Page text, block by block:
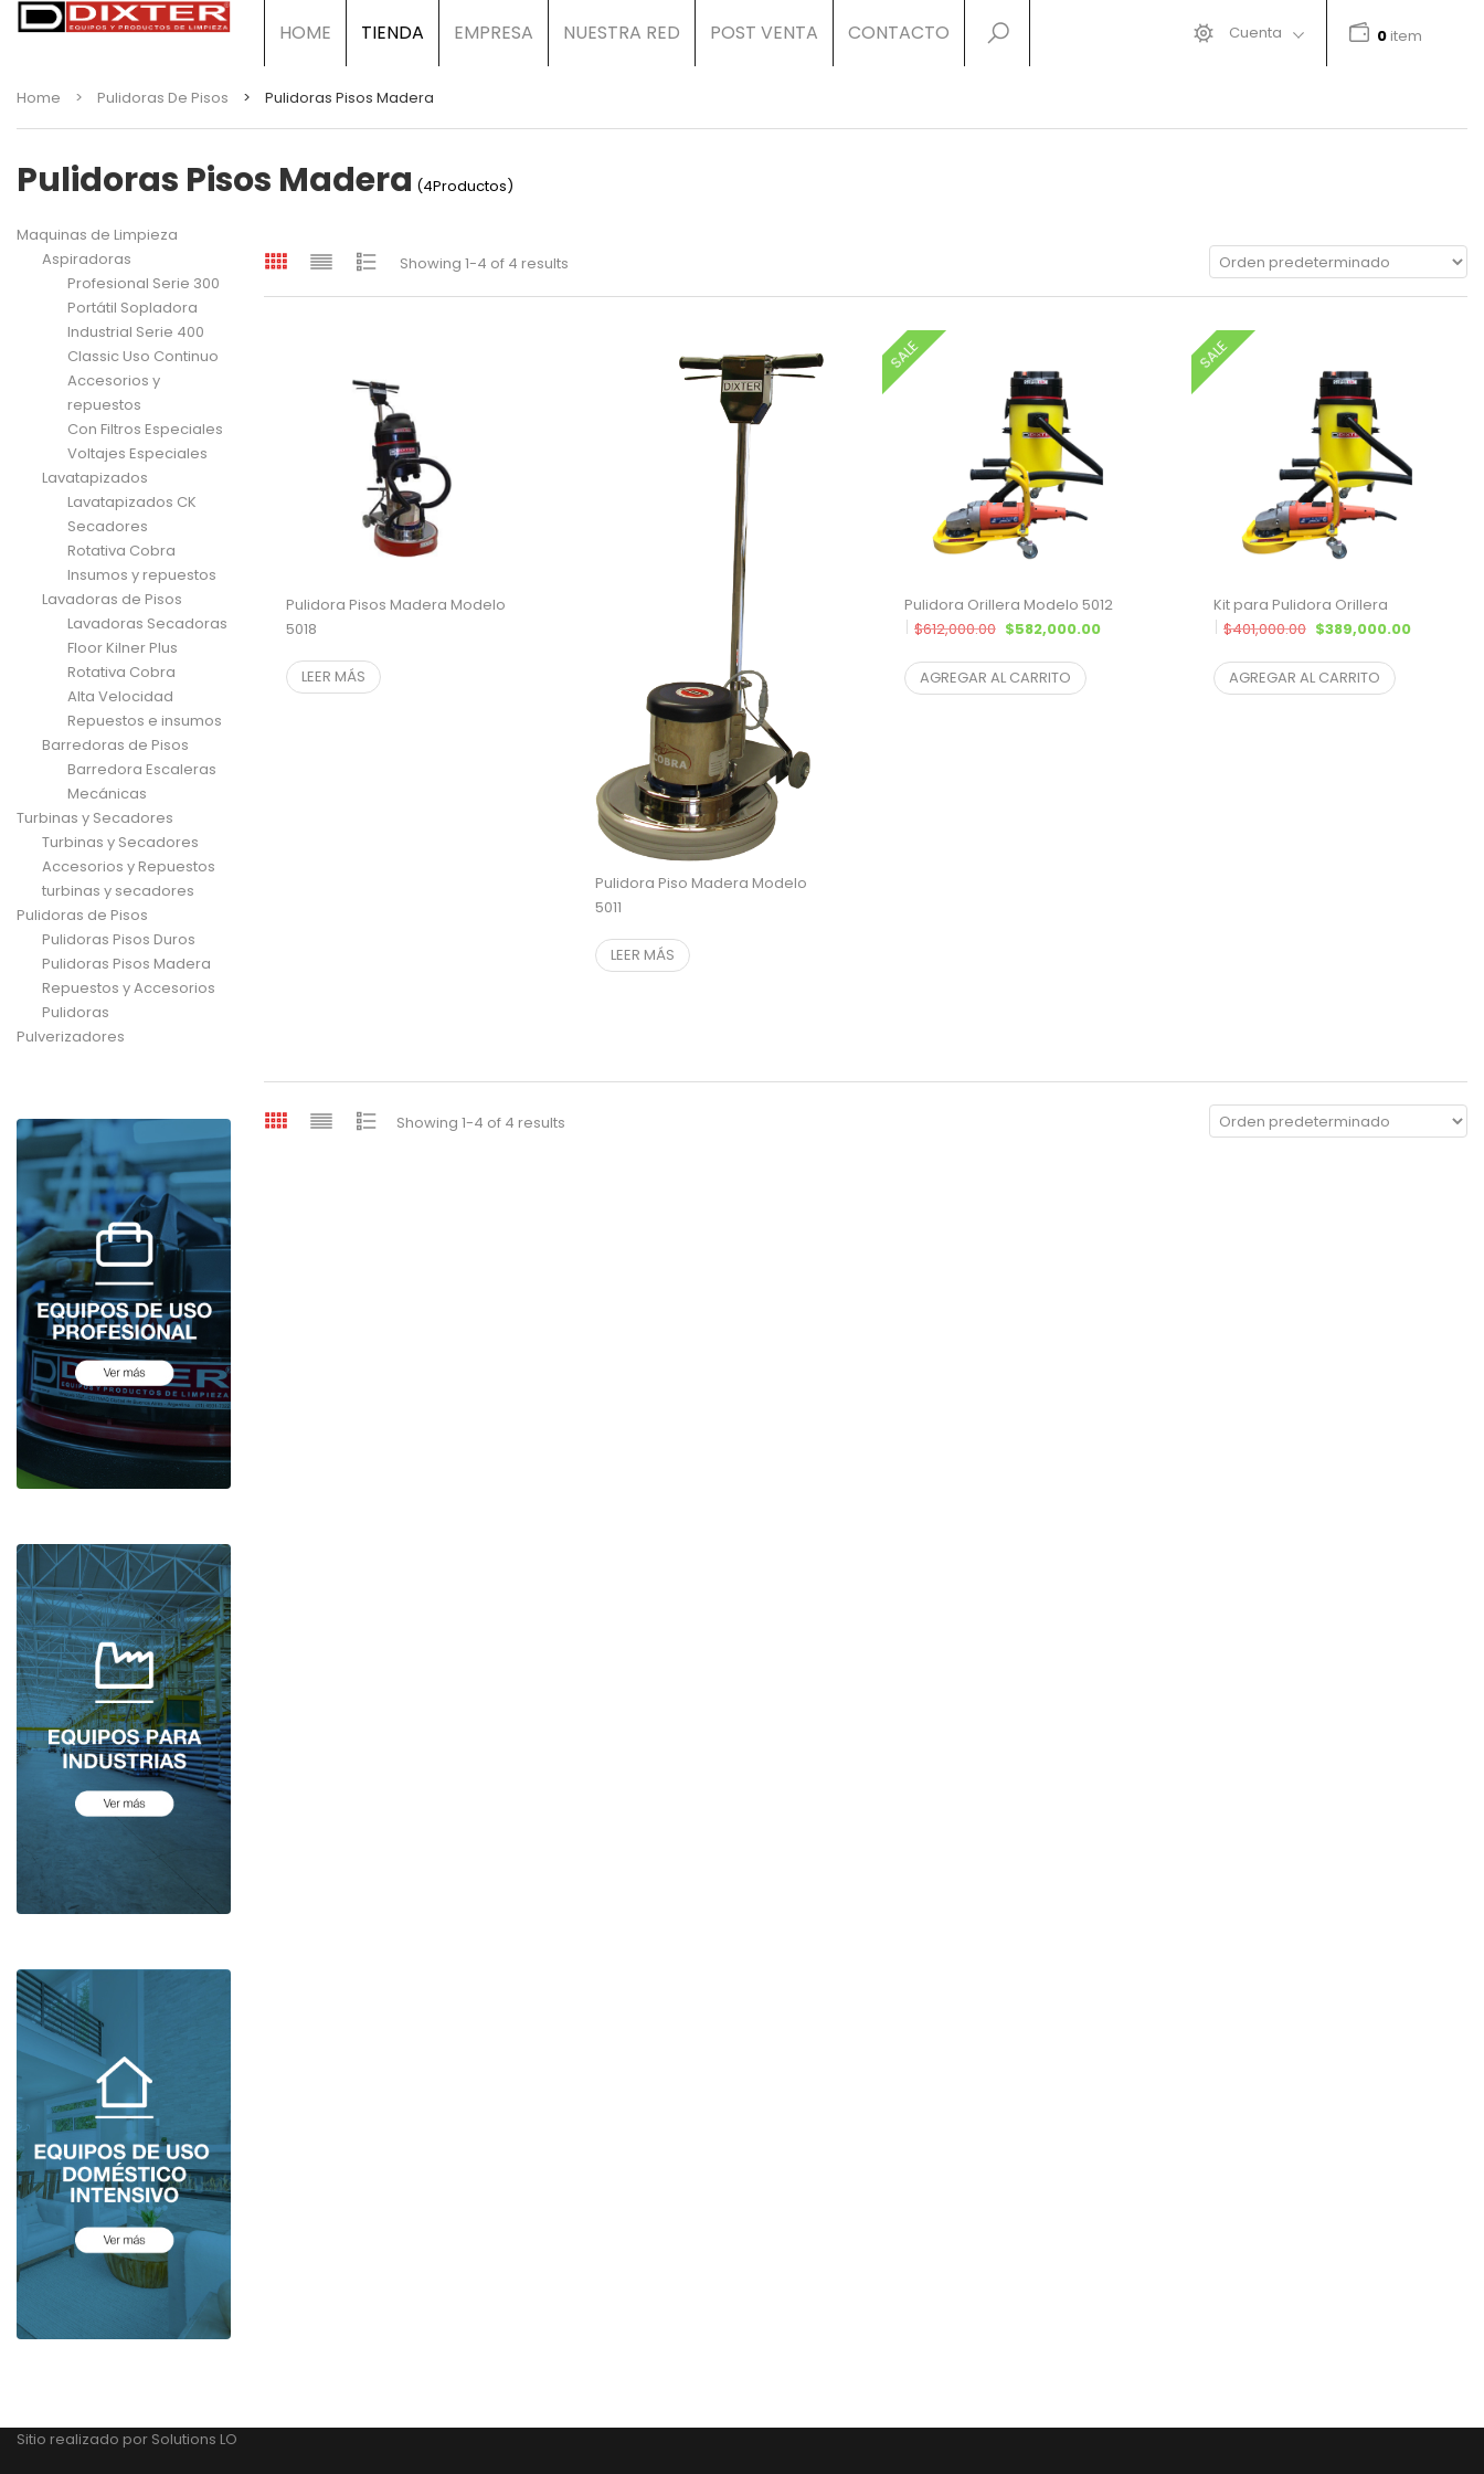
HOME TIENDA EMPRESA NUESTRA RED POST VENTA CONTACTO Cuenta 0 item
Home > Pulidoras De Pisos > Pulidoras Pisos Madera
Pulidoras Pisos Madera (4Productos)
Maquinas de Limpieza
Aspiradoras
Profesional Serie 300
Portátil Sopladora
Industrial Serie 400
Classic Uso Continuo
Accesorios y
repuestos
Con Filtros Especiales
Voltajes Especiales
Lavatapizados
Lavatapizados CK
Secadores
Rotativa Cobra
Insumos y repuestos
Lavadoras de Pisos
Lavadoras Secadoras
Floor Kilner Plus
Rotativa Cobra
Alta Velocidad
Repuestos e insumos
Barredoras de Pisos
Barredora Escaleras
Mecánicas
Turbinas y Secadores
Turbinas y Secadores
Accesorios y Repuestos
turbinas y secadores
Pulidoras de Pisos
Pulidoras Pisos Duros
Pulidoras Pisos Madera
Repuestos y Accesorios
Pulidoras
Pulverizadores
Showing 1-4 of 4 results
Pulidora Pisos Madera Modelo
5018
LEER MÁS
Pulidora Piso Madera Modelo
5011
LEER MÁS
SALE
Pulidora Orillera Modelo 5012
$612,000.00 El precio original era: $612,000.00.
$582,000.00
El precio actual es: $582,000.00.
AGREGAR AL CARRITO
SALE
Kit para Pulidora Orillera
$401,000.00 El precio original era:
$389,000.00
AGREGAR AL CARRITO
Showing 1-4 of 4 results
Sitio realizado por Solutions LO